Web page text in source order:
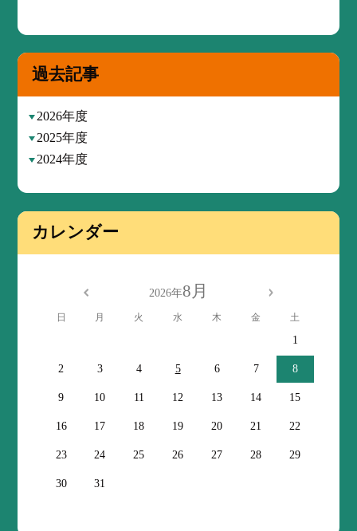
過去記事
2026年度
2025年度
2024年度
カレンダー
2026年8月
日 月 火 水 木 金 土
1
2 3 4 5 6 7 8
9 10 11 12 13 14 15
16 17 18 19 20 21 22
23 24 25 26 27 28 29
30 31